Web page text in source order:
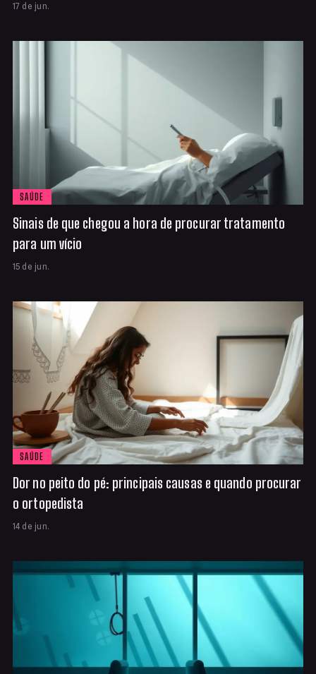
17 de jun.
SAÚDE
Sinais de que chegou a hora de procurar tratamento
para um vício
15 de jun.
SAÚDE
Dor no peito do pé: principais causas e quando procurar
o ortopedista
14 de jun.